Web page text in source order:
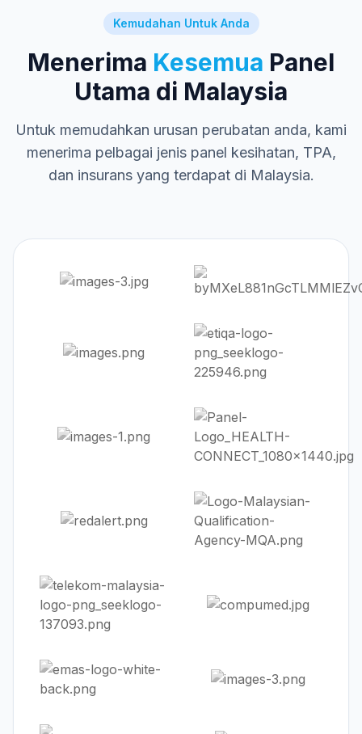
Kemudahan Untuk Anda
Menerima Kesemua Panel
Utama di Malaysia
Untuk memudahkan urusan perubatan anda, kami
menerima pelbagai jenis panel kesihatan, TPA,
dan insurans yang terdapat di Malaysia.